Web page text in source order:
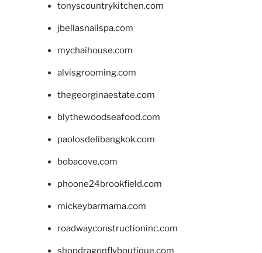
tonyscountrykitchen.com
jbellasnailspa.com
mychaihouse.com
alvisgrooming.com
thegeorginaestate.com
blythewoodseafood.com
paolosdelibangkok.com
bobacove.com
phoone24brookfield.com
mickeybarmama.com
roadwayconstructioninc.com
shopdragonflyboutique.com